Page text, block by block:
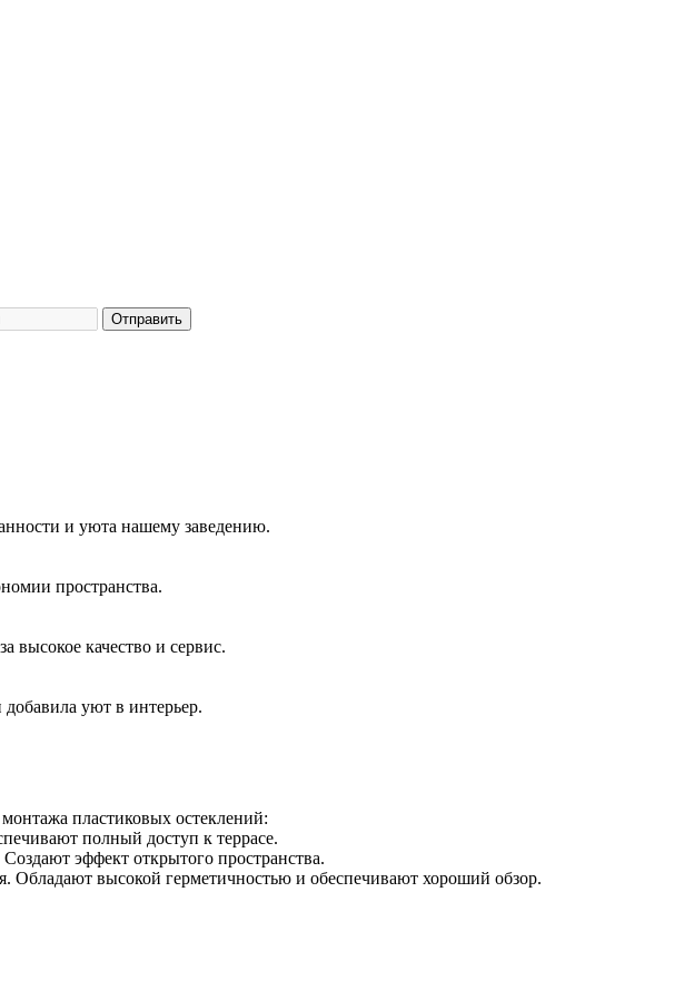
Отправить
и уюта нашему заведению.
пространства.
высокое качество и сервис.
уют в интерьер.
пластиковых остеклений:
полный доступ к террасе.
эффект открытого пространства.
Обладают высокой герметичностью и обеспечивают хороший обзор.